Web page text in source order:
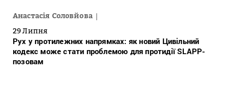
Анастасія Соловйова
29 Липня
Рух у протилежних напрямках: як новий Цивільний
кодекс може стати проблемою для протидії SLAPP-
позовам